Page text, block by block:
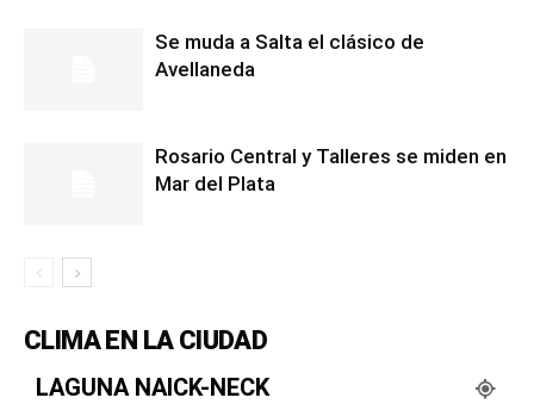
Se muda a Salta el clásico de
Avellaneda
Rosario Central y Talleres se miden en
Mar del Plata
CLIMA EN LA CIUDAD
LAGUNA NAICK-NECK